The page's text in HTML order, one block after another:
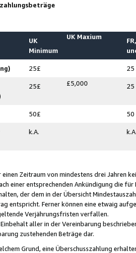
UK
Minimum
UK Maxium
25£ 25
25£ £5,000 25
50£ 50
k.A.
Zeitraum von mindestens drei Jahren
einer entsprechenden Ankündigung die
der dem in der Übersicht
entspricht. Ferner können eine etwaig
Verjährungsfristen verfallen.
aller in der Vereinbarung
zustehenden Beträge dar.
Grund, eine Überschusszahlung